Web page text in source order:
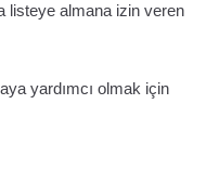
listeye almana izin veren
yardımcı olmak için